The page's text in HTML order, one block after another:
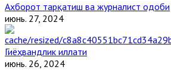
Ахборот тарқатиш ва журналист одоби
июнь. 27, 2024
Гиёҳвандлик иллати
июнь. 26, 2024